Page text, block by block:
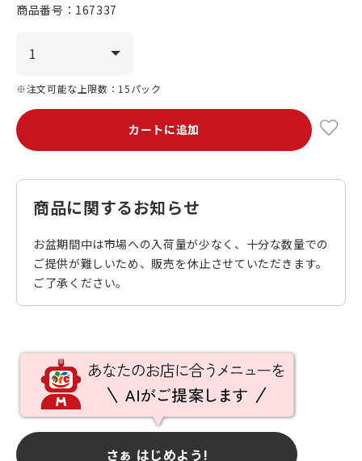
商品番号： 167337
※注文可能な上限数：15パック
カートに追加
商品に関するお知らせ
お盆期間中は市場への入荷量が少なく、十分な数量での
ご提供が難しいため、販売を休止させていただきます。
ご了承ください。
さぁ はじめよう!